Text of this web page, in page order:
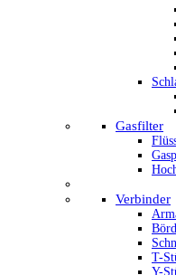
Gasfilter
Verbinder
T-
Y-